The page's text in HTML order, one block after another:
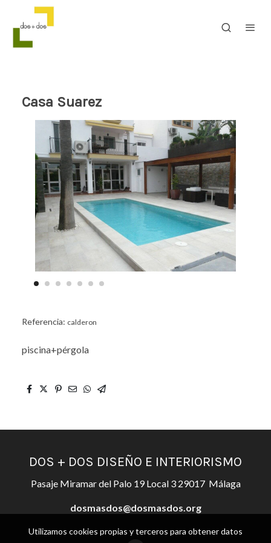
Casa Suarez
Referencia: calderon
piscina+pérgola
DOS + DOS DISEÑO E INTERIORISMO
Pasaje Miramar del Palo 19 Local 3 29017 Málaga
dosmasdos@dosmasdos.org
Utilizamos cookies propias y terceros para obtener datos